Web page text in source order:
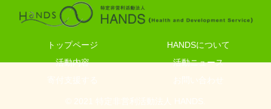
トップページ
HANDSについて
活動内容
活動ニュース